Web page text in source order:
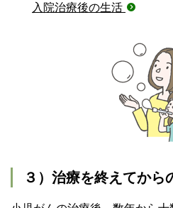
入院治療後の生活
３）治療を終えてから